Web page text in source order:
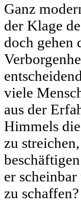
Ganz
der Klage
doch gehen
viele
aus der
Himmels
zu
er
zu schaffen?